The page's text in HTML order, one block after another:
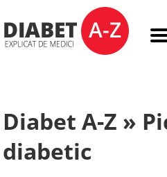
Diabet A-Z »
diabetic